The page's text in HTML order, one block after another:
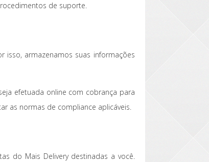
de suporte.
isso, armazenamos suas informações
efetuada online com cobrança para
as normas de compliance aplicáveis.
do Mais Delivery destinadas a você.